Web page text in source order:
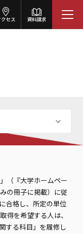
セス 資料請求
（『大学ホームペー
の冊子に掲載）に従
合格し、所定の単位
得を希望する人は、
する科目」を履修し